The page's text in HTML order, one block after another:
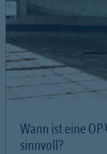
Wann ist eine
sinnvoll?